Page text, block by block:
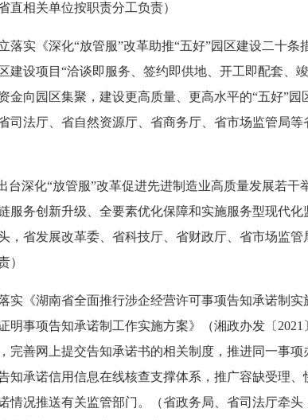
直相关单位按职责分工负责）
实《深化“放管服”改革助推“五好”园区建设二十条
建设项目“洽谈即服务、签约即供地、开工即配套、
金向园区集聚，建设更高质量、更高水平的“五好”园
司法厅、省自然资源厅、省商务厅、省市场监管局等
深化“放管服”改革促进先进制造业高质量发展若干
服务创新升级、全要素优化保障和实施服务型现代化
，省发展改革委、省科技厅、省财政厅、省市场监管
）
《湖南省全面推行涉企经营许可事项告知承诺制实
明事项告知承诺制工作实施方案》（湘政办发〔2021
完善网上提交告知承诺书的相关制度，推进同一事项
知承诺信用信息在线核查支撑体系，推广容缺受理、
情况推送有关监管部门。（省政务局、省司法厅牵头